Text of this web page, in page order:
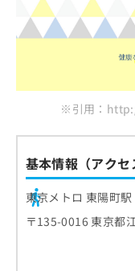
※引用：
基本情報（アクセ
東京メトロ 東陽町
〒135-0016 東京都